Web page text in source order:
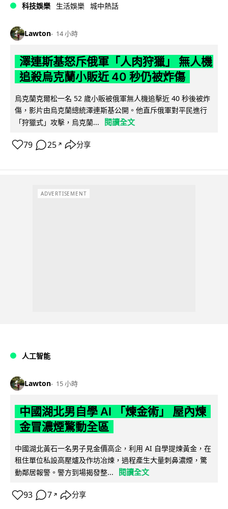
科技娛樂 生活娛樂 城中熱話
Lawton 14 小時
澤連斯基怒斥俄軍「人肉狩獵」 無人機
追殺烏克蘭小販近 40 秒仍被炸傷
烏克蘭克爾松一名 52 歲小販被俄軍無人機追擊近 40 秒後被炸
傷，影片由烏克蘭總統澤連斯基公開。他直斥俄軍對平民進行
「狩獵式」攻擊，烏克蘭...
閱讀全文
79 25 ↗ 分享
ADVERTISEMENT
人工智能
Lawton 15 小時
中國湖北男自學 AI 「煉金術」 屋內煉
金冒濃煙驚動全區
中國湖北黃石一名男子見金價高企，利用 AI 自學提煉黃金，在
租住單位私設高壓爐及作坊冶煉，過程產生大量刺鼻濃煙，驚
動鄰居報警。警方到場揭發整...
閱讀全文
93 7 ↗ 分享